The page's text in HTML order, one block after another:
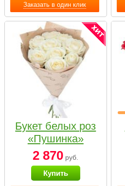
Заказать в один клик
Букет белых роз
«Пушинка»
2 870 руб.
Купить